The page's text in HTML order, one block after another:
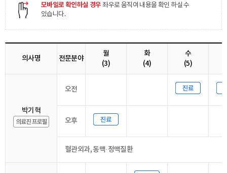
모바일로 확인하실 경우 좌우로 움직여 내용을 확인 하실 수
있습니다.
의사명 전문분야
월
(3)
화
(4)
수
(5)
박기혁
오전
오후
혈관외과, 동맥·정맥질환